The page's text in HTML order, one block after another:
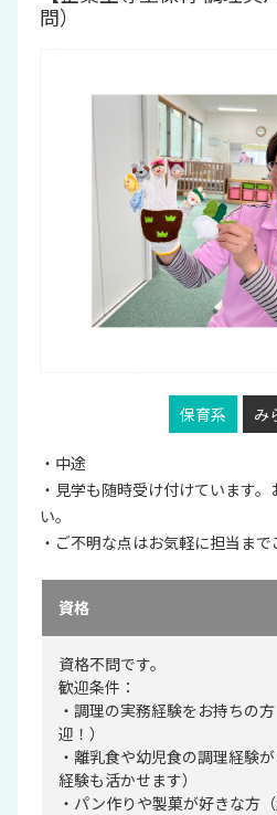
問）
保育系 み
・中途
・見学も随時受け付けています
い。
・ご不明な点はお気軽に担当まで
資格
資格不問です。
歓迎条件：
・調理の実務経験をお持ちの
迎！）
・離乳食や幼児食の調理経験
経験も活かせます）
・パン作りや製菓が好きな方（